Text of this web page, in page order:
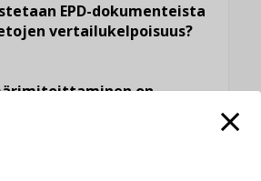
EPD-dokumenteista
vertailukelpoisuus?
on